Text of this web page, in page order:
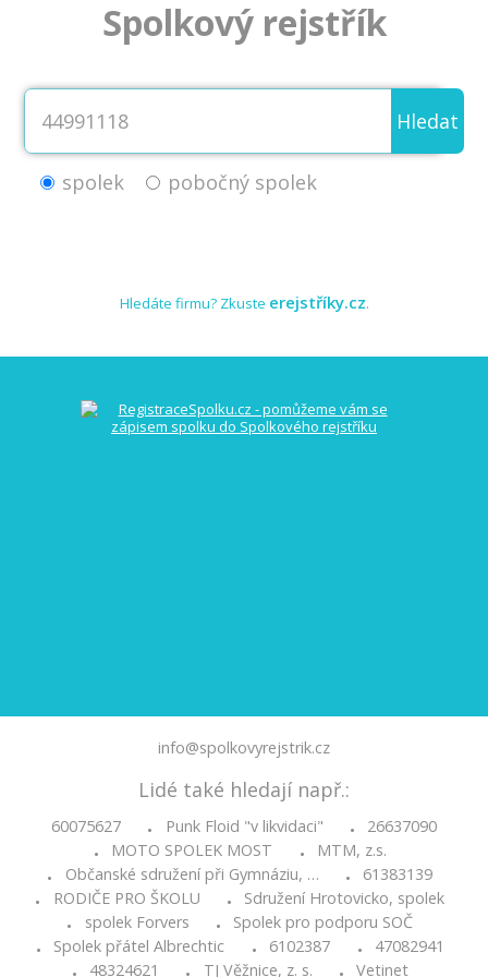
Spolkový rejstřík
Hledat
spolek pobočný spolek
Hledáte firmu? Zkuste erejstříky.cz.
info@spolkovyrejstrik.cz
Lidé také hledají např.:
60075627 • Punk Floid "v likvidaci" •
26637090
•
MOTO SPOLEK MOST •
MTM, z.s.
•
Občanské sdružení při Gymnáziu, … •
61383139
•
RODIČE PRO ŠKOLU •
Sdružení Hrotovicko, spolek
•
spolek Forvers •
Spolek pro podporu SOČ
•
Spolek přátel Albrechtic • 6102387 •
47082941
48324621 TJ Věžnice, z. s. Vetinet